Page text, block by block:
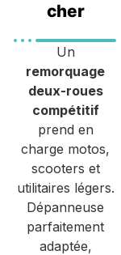
cher
Un
remorquage
deux-roues
compétitif
prend en
charge motos,
scooters et
utilitaires légers.
Dépanneuse
parfaitement
adaptée,